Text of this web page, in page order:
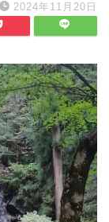
2024年11月20日